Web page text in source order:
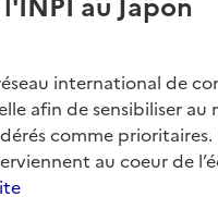
international de
afin de sensibiliser au
comme prioritaires.
au coeur de